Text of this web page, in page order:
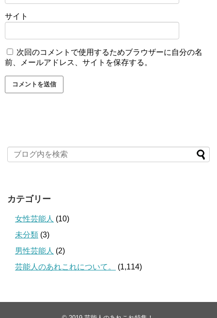
サイト
次回のコメントで使用するためブラウザーに自分の名
前、メールアドレス、サイトを保存する。
カテゴリー
女性芸能人 (10)
未分類 (3)
男性芸能人 (2)
芸能人のあれこれについて。
(1,114)